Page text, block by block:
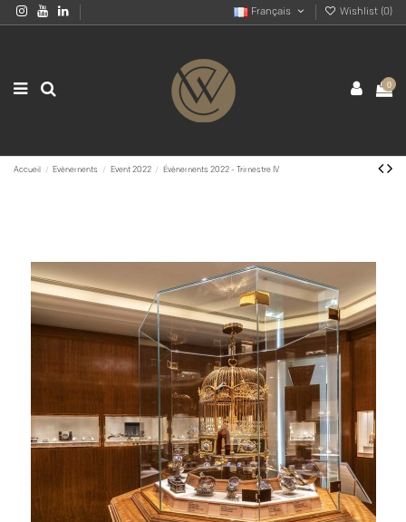
Français Wishlist (0)
0
Accueil Evènements Event 2022 Évènements 2022 - Trimestre IV